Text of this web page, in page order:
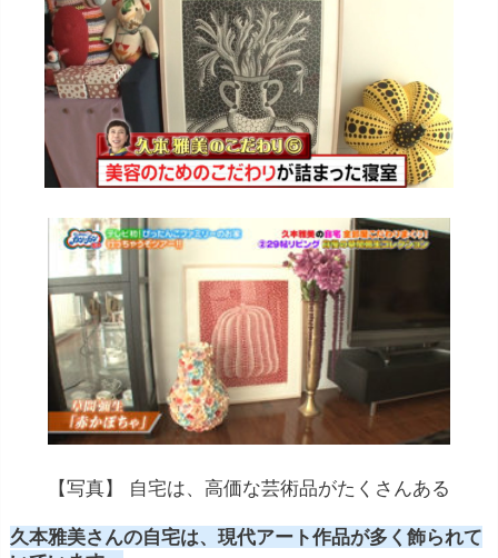
【写真】 自宅は、高価な芸術品がたくさんある
久本雅美さんの自宅は、現代アート作品が多く飾られて